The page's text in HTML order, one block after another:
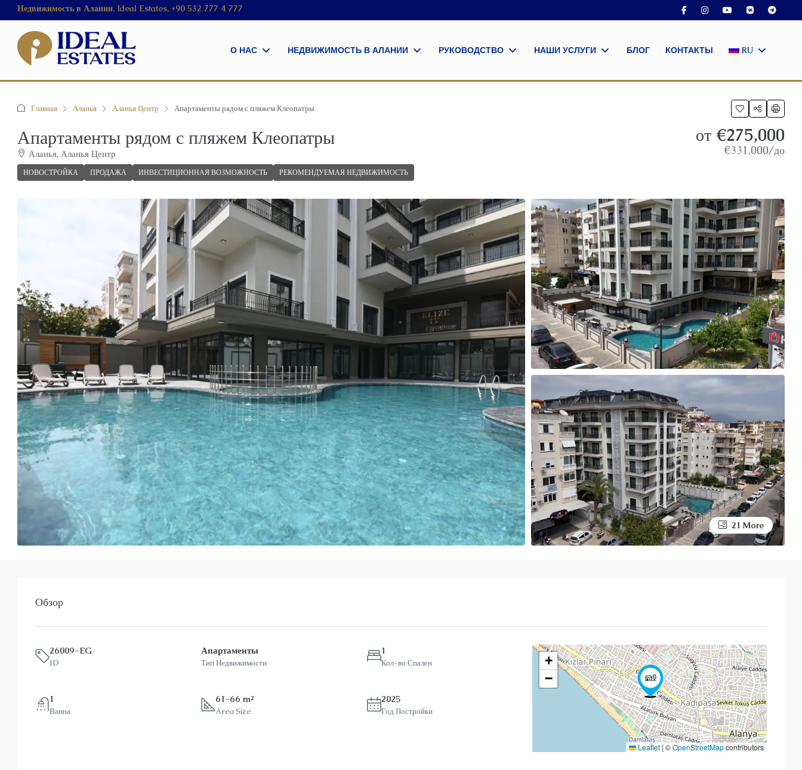
Недвижимость в Алании. Ideal Estates, +90 532 777 4 777
О НАС НЕДВИЖИМОСТЬ В АЛАНИИ РУКОВОДСТВО НАШИ УСЛУГИ БЛОГ КОНТАКТЫ RU
Главная Аланья Аланья Центр Апартаменты рядом с пляжем Клеопатры
Апартаменты рядом с пляжем Клеопатры
Аланья, Аланья Центр
НОВОСТРОЙКА ПРОДАЖА ИНВЕСТИЦИОННАЯ ВОЗМОЖНОСТЬ РЕКОМЕНДУЕМАЯ НЕДВИЖИМОСТЬ
от €275,000
€331,000/до
21 More
Обзор
26009-EG
ID
Апартаменты
Тип Недвижимости
1
Кол-во Спален
1
Ванна
61-66 m²
Area Size
2025
Год Постройки
+
−
Leaflet | ©OpenStreetMapcontributors